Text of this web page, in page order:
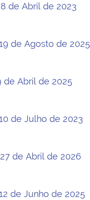
de Abril de 2023
de Agosto de 2025
de Abril de 2025
de Julho de 2023
de Abril de 2026
de Junho de 2025